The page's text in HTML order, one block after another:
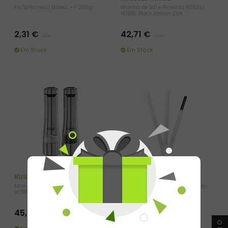
Fio Salsicheiro Novelo +/- 250gr
2,31 €
Em Stock
Moinho de Sal e Pimenta RUSSELL
HOBBS Black Edition 2un
42,71 €
Em Stock
RUSSELL HOBBS
Moinho de Sal e Pimenta RUSSELL
HOBBS Classics 2un
45,50 €
Palhinhas 14cmx8mm Papel Preto
(Emb Individual) 250un